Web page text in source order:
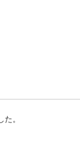
。